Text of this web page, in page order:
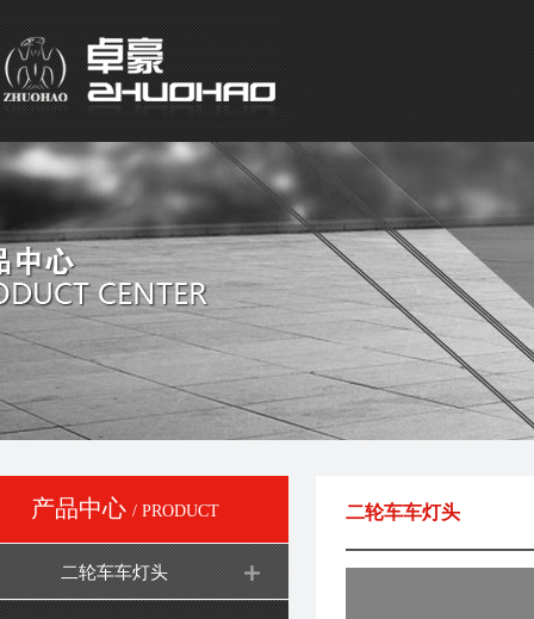
产品中心 / PRODUCT
二轮车车灯头
二轮车车灯头